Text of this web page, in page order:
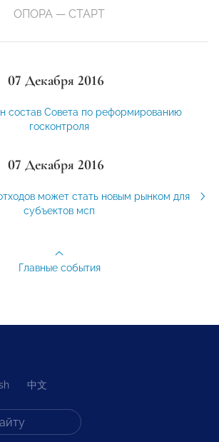
ОПОРА — СТАРТ
07 Декабря 2016
состав Совета по реформированию
госконтроля
07 Декабря 2016
может стать новым рынком для
субъектов мсп
Главные события
中文